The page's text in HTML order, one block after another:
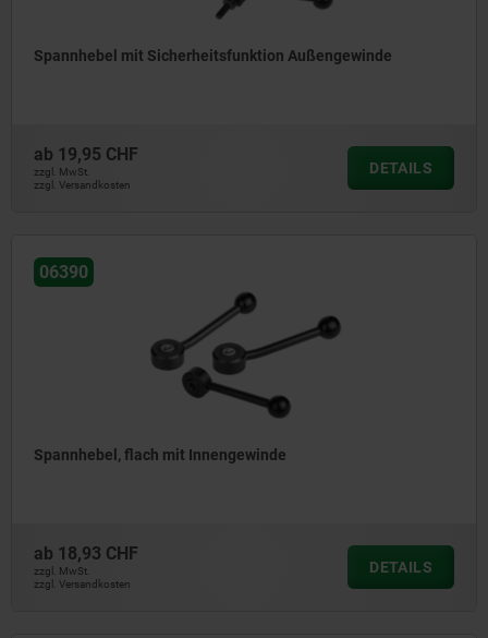
Spannhebel mit Sicherheitsfunktion Außengewinde
ab 19,95 CHF
zzgl. MwSt.
zzgl. Versandkosten
DETAILS
06390
Spannhebel, flach mit Innengewinde
ab 18,93 CHF
zzgl. MwSt.
zzgl. Versandkosten
DETAILS